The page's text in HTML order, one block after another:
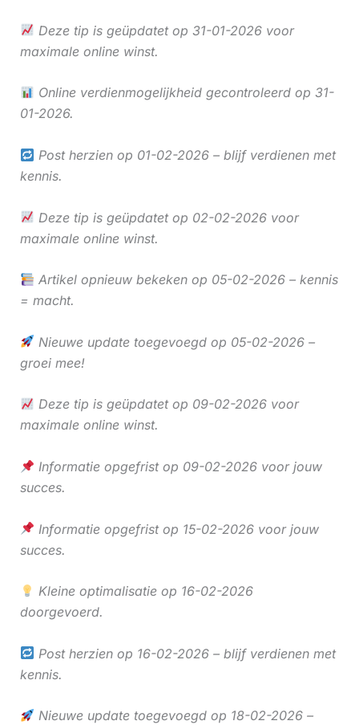
Deze tip is geüpdatet op 31-01-2026 voor
maximale online winst.
Online verdienmogelijkheid gecontroleerd op 31-
01-2026.
Post herzien op 01-02-2026 – blijf verdienen met
kennis.
Deze tip is geüpdatet op 02-02-2026 voor
maximale online winst.
Artikel opnieuw bekeken op 05-02-2026 – kennis
= macht.
Nieuwe update toegevoegd op 05-02-2026 –
groei mee!
Deze tip is geüpdatet op 09-02-2026 voor
maximale online winst.
Informatie opgefrist op 09-02-2026 voor jouw
succes.
Informatie opgefrist op 15-02-2026 voor jouw
succes.
Kleine optimalisatie op 16-02-2026
doorgevoerd.
Post herzien op 16-02-2026 – blijf verdienen met
kennis.
Nieuwe update toegevoegd op 18-02-2026 –